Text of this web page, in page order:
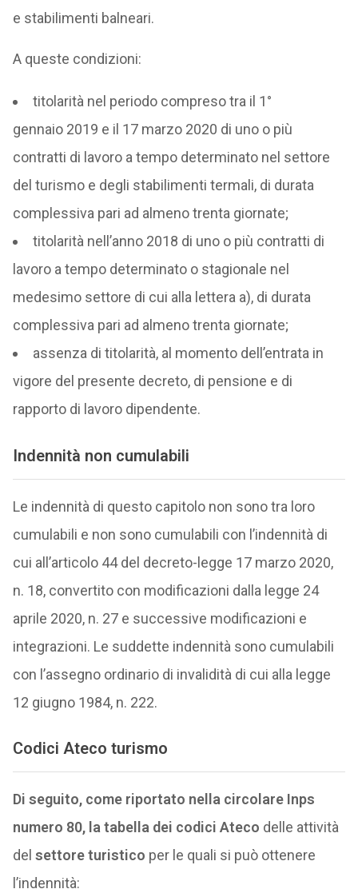
e stabilimenti balneari.
A queste condizioni:
titolarità nel periodo compreso tra il 1°
gennaio 2019 e il 17 marzo 2020 di uno o più
contratti di lavoro a tempo determinato nel settore
del turismo e degli stabilimenti termali, di durata
complessiva pari ad almeno trenta giornate;
titolarità nell’anno 2018 di uno o più contratti di
lavoro a tempo determinato o stagionale nel
medesimo settore di cui alla lettera a), di durata
complessiva pari ad almeno trenta giornate;
assenza di titolarità, al momento dell’entrata in
vigore del presente decreto, di pensione e di
rapporto di lavoro dipendente.
Indennità non cumulabili
Le indennità di questo capitolo non sono tra loro
cumulabili e non sono cumulabili con l’indennità di
cui all’articolo 44 del decreto-legge 17 marzo 2020,
n. 18, convertito con modificazioni dalla legge 24
aprile 2020, n. 27 e successive modificazioni e
integrazioni. Le suddette indennità sono cumulabili
con l’assegno ordinario di invalidità di cui alla legge
12 giugno 1984, n. 222.
Codici Ateco turismo
Di seguito, come riportato nella circolare Inps
numero 80, la tabella dei codici Ateco delle attività
del settore turistico per le quali si può ottenere
l’indennità: